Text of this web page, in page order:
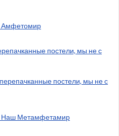
Амфетомир
постели, мы не с
постели, мы не с
Наш Метамфетамир